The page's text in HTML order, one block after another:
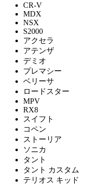
CR-V
MDX
NSX
S2000
アクセラ
アテンザ
デミオ
プレマシー
ベリーサ
ロードスター
MPV
RX8
スイフト
コペン
ストーリア
ソニカ
タント
タント カスタム
テリオス キッド